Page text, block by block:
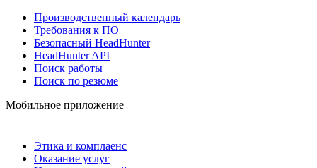
Производственный календарь
Требования к ПО
Безопасный HeadHunter
HeadHunter API
Поиск работы
Поиск по резюме
Мобильное приложение
Этика и комплаенс
Оказание услуг